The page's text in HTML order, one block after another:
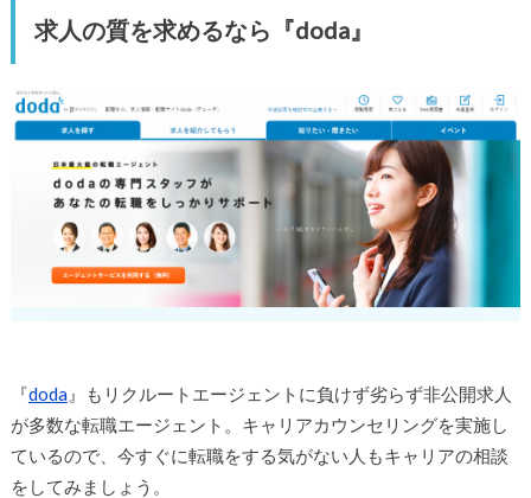
求人の質を求めるなら『doda』
『doda』もリクルートエージェントに負けず劣らず非公開求人
が多数な転職エージェント。キャリアカウンセリングを実施し
ているので、今すぐに転職をする気がない人もキャリアの相談
をしてみましょう。